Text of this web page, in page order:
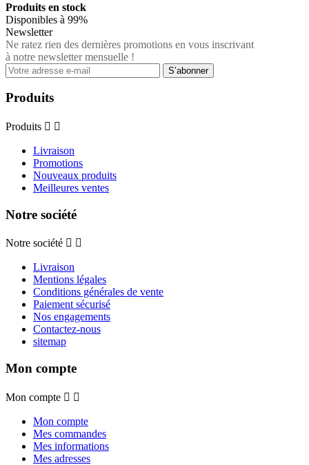
Produits en stock
Disponibles à 99%
Newsletter
Ne ratez rien des dernières promotions en vous inscrivant
à notre newsletter mensuelle !
Produits
Produits  
Livraison
Promotions
Nouveaux produits
Meilleures ventes
Notre société
Notre société  
Livraison
Mentions légales
Conditions générales de vente
Paiement sécurisé
Nos engagements
Contactez-nous
sitemap
Mon compte
Mon compte  
Mon compte
Mes commandes
Mes informations
Mes adresses